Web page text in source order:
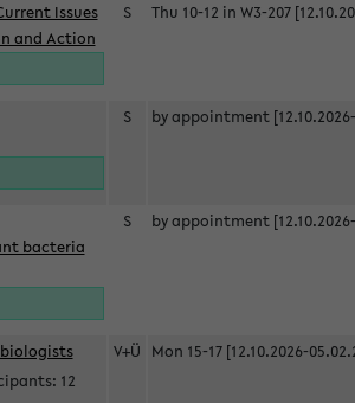
Issues
and Action
S Thu 10-12 in W3-207
S by appointment
bacteria
S by appointment
12
V+Ü Mon 15-17 [12.10.2026-